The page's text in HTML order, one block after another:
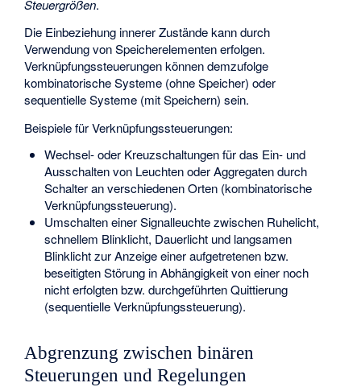
Steuergrößen.
Die Einbeziehung innerer Zustände kann durch
Verwendung von Speicherelementen erfolgen.
Verknüpfungssteuerungen können demzufolge
kombinatorische Systeme (ohne Speicher) oder
sequentielle Systeme (mit Speichern) sein.
Beispiele für Verknüpfungssteuerungen:
Wechsel- oder Kreuzschaltungen für das Ein- und
Ausschalten von Leuchten oder Aggregaten durch
Schalter an verschiedenen Orten (kombinatorische
Verknüpfungssteuerung).
Umschalten einer Signalleuchte zwischen Ruhelicht,
schnellem Blinklicht, Dauerlicht und langsamen
Blinklicht zur Anzeige einer aufgetretenen bzw.
beseitigten Störung in Abhängigkeit von einer noch
nicht erfolgten bzw. durchgeführten Quittierung
(sequentielle Verknüpfungssteuerung).
Abgrenzung zwischen binären
Steuerungen und Regelungen